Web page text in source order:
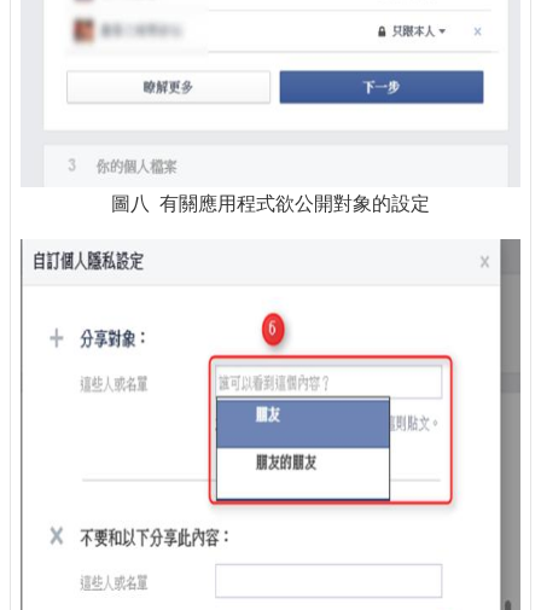
圖八 有關應用程式欲公開對象的設定